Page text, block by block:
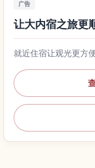
广告
让大内宿之旅更
就近住宿让观光更方